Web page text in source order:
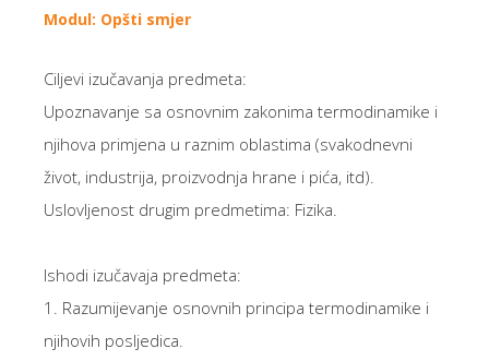
Modul: Opšti smjer
Ciljevi izučavanja predmeta:
Upoznavanje sa osnovnim zakonima termodinamike i
njihova primjena u raznim oblastima (svakodnevni
život, industrija, proizvodnja hrane i pića, itd).
Uslovljenost drugim predmetima: Fizika.
Ishodi izučavaja predmeta:
1. Razumijevanje osnovnih principa termodinamike i
njihovih posljedica.